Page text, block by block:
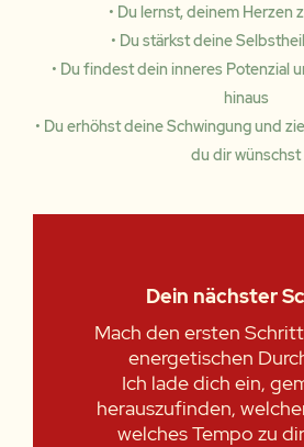
• Du lernst, deinem Herzen
• Du stärkst deine
• Du findest dein inneres Potenzial
hinaus
• Du erhöhst deine Schwingung und
du dir wünschst
Dein nächster
Mach den ersten
energetischen
Ich lade dich ein,
herauszufinden,
welches Tempo zu